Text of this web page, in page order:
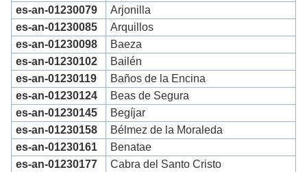
es-an-01230079
Arjonilla
es-an-01230085
Arquillos
es-an-01230098
Baeza
es-an-01230102
Bailén
es-an-01230119
Baños de la Encina
es-an-01230124
Beas de Segura
es-an-01230145
Begíjar
es-an-01230158
Bélmez de la Moraleda
es-an-01230161
Benatae
es-an-01230177
Cabra del Santo Cristo